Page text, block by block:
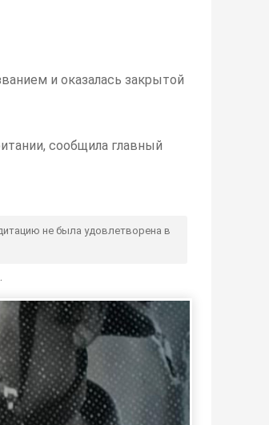
и оказалась закрытой
сообщила главный
не была удовлетворена в